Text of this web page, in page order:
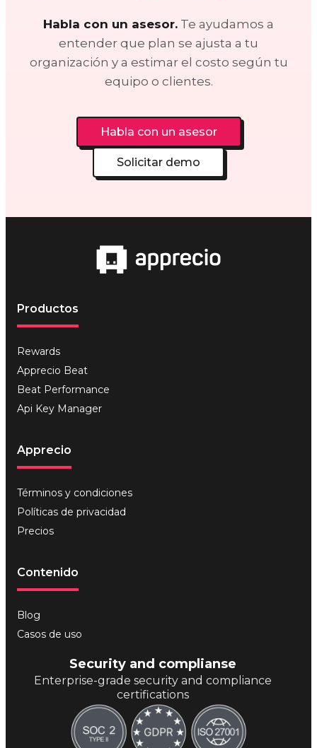
Habla con un asesor. Te ayudamos a
entender que plan se ajusta a tu
organización y a estimar el costo según tu
equipo o clientes.
Habla con un asesor
Solicitar demo
Productos
Rewards
Apprecio Beat
Beat Performance
Api Key Manager
Apprecio
Términos y condiciones
Políticas de privacidad
Precios
Contenido
Blog
Casos de uso
Security and complianse
Enterprise-grade security and compliance
certifications